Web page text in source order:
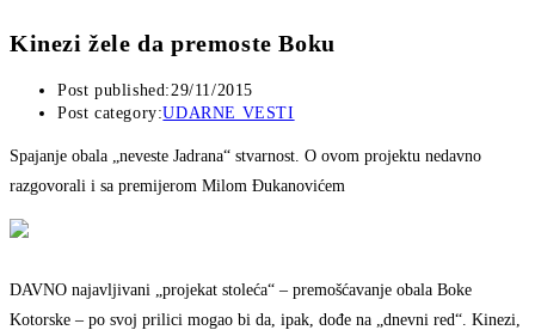
Kinezi žele da premoste Boku
Post published:29/11/2015
Post category:UDARNE VESTI
Spajanje obala „neveste Jadrana“ stvarnost. O ovom projektu nedavno
razgovorali i sa premijerom Milom Đukanovićem
DAVNO najavljivani „projekat stoleća“ – premošćavanje obala Boke
Kotorske – po svoj prilici mogao bi da, ipak, dođe na „dnevni red“. Kinezi,